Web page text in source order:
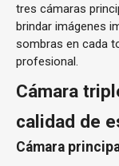
tres cámaras
brindar imágenes
sombras en cada
profesional.
Cámara
calidad de
Cámara